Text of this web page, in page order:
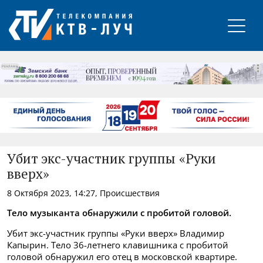
РЕКЛАМА
Убит экс-участник группы «Руки
вверх»
8 Октября 2023, 14:27, Происшествия
Тело музыканта обнаружили с пробитой головой.
Убит экс-участник группы «Руки вверх» Владимир
Капырин. Тело 36-летнего клавишника с пробитой
головой обнаружил его отец в московской квартире.